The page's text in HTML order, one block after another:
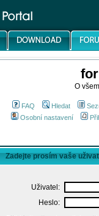
O
FAQ Hledat
Osobní nastavení
Zadejte prosím vaše
Uživatel:
Heslo: